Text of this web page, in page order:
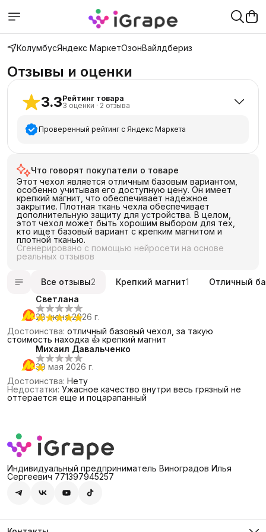
КолумбусЯндекс МаркетОзонВайлдбериз
Отзывы и оценки
3.3Рейтинг товара
3 оценки · 2 отзыва
Проверенный рейтинг с Яндекс Маркета
4 звезды
3 звезды
2 звезды
1 звезда
Что говорят покупатели о товаре
Этот чехол является отличным базовым вариантом,
особенно учитывая его доступную цену. Он имеет
крепкий магнит, что обеспечивает надежное
закрытие. Плотная ткань чехла обеспечивает
дополнительную защиту для устройства. В целом,
этот чехол может быть хорошим выбором для тех,
кто ищет базовый вариант с крепким магнитом и
плотной тканью.
Сгенерировано с помощью нейросети на основе
реальных отзывов
Все отзывы2 Крепкий магнит1
Отличный
Светлана
28 июня 2026 г.
Достоинства: отличный базовый чехол, за такую
стоимость находка 👍 крепкий магнит
Михаил Давальченко
30 мая 2026 г.
Достоинства: Нету
Недостатки: Ужасное качество внутри весь грязный не
оттерается еще и поцарапанный
Индивидуальный предприниматель Виноградов Илья
Сергеевич 771397945257